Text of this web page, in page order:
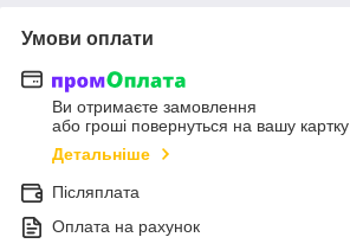
Умови оплати
Ви отримаєте замовлення
або гроші повернуться на вашу картку
Детальніше
Післяплата
Оплата на рахунок